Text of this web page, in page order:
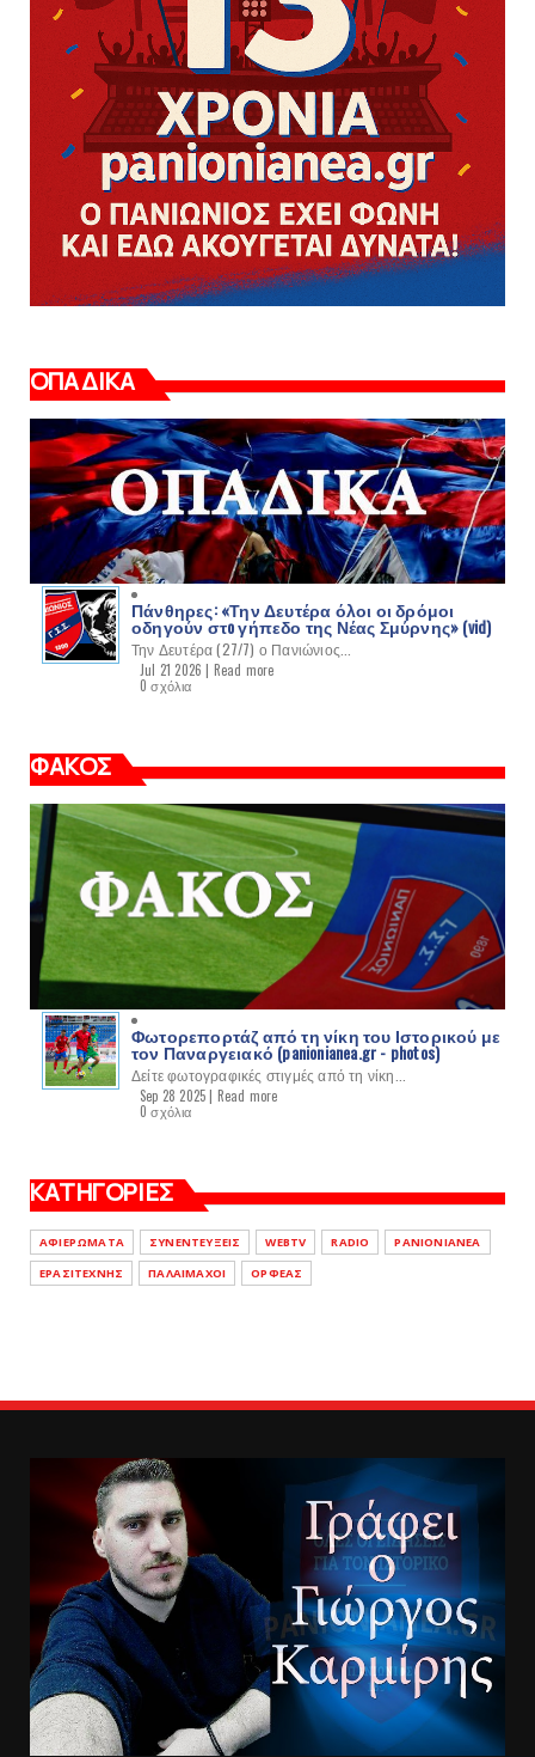
ΟΠΑΔΙΚΑ
Πάνθηρες: «Την Δευτέρα όλοι οι δρόμοι
οδηγούν στo γήπεδο της Νέας Σμύρνης» (vid)
Την Δευτέρα (27/7) ο Πανιώνιος...
Jul 21 2026 | Read more
0 σχόλια
ΦΑΚΟΣ
Φωτορεπορτάζ από τη νίκη του Ιστορικού με
τον Παναργειακό (panionianea.gr - photos)
Δείτε φωτογραφικές στιγμές από τη νίκη...
Sep 28 2025 | Read more
0 σχόλια
ΚΑΤΗΓΟΡΙΕΣ
ΑΦΙΕΡΩΜΑΤΑ ΣΥΝΕΝΤΕΥΞΕΙΣ WEBTV RADIO
PANIONIANEA
ΕΡΑΣΙΤΕΧΝΗΣ
ΠΑΛΑΙΜΑΧΟΙ ΟΡΦΕΑΣ